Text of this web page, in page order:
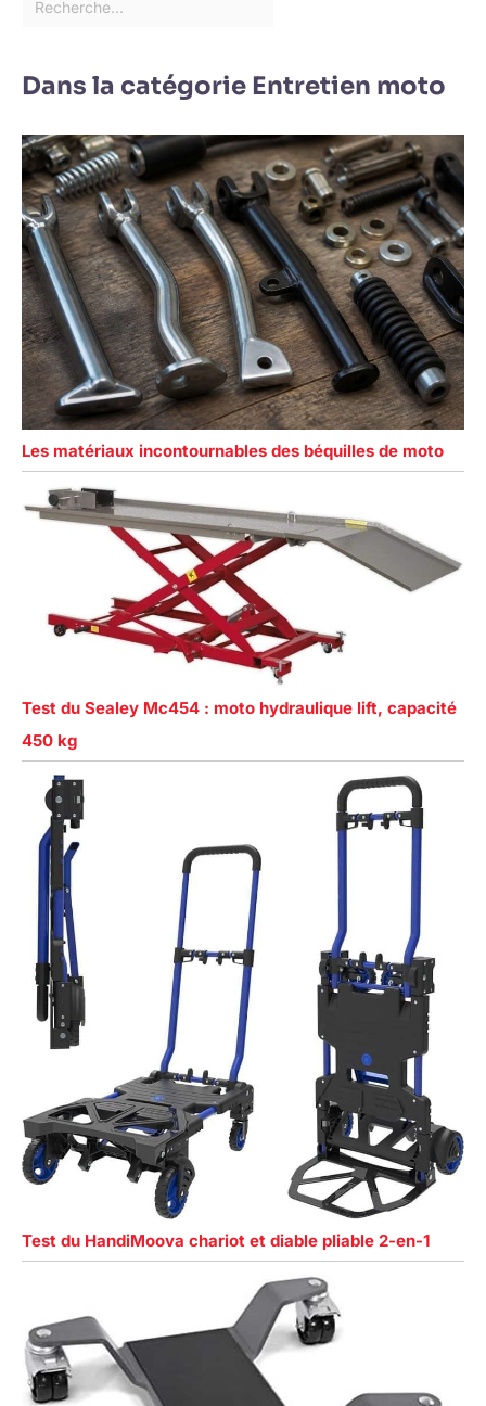
Dans la catégorie Entretien moto
Les matériaux incontournables des béquilles de moto
Test du Sealey Mc454 : moto hydraulique lift, capacité
450 kg
Test du HandiMoova chariot et diable pliable 2-en-1